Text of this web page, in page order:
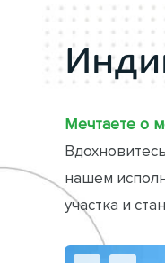
Мечтаете о
нашем
участка и